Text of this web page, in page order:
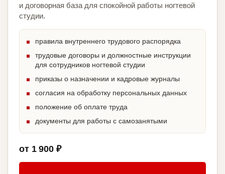
и договорная база для спокойной работы ногтевой
студии.
правила внутреннего трудового распорядка
трудовые договоры и должностные инструкции
для сотрудников ногтевой студии
приказы о назначении и кадровые журналы
согласия на обработку персональных данных
положение об оплате труда
документы для работы с самозанятыми
от 1 900 ₽